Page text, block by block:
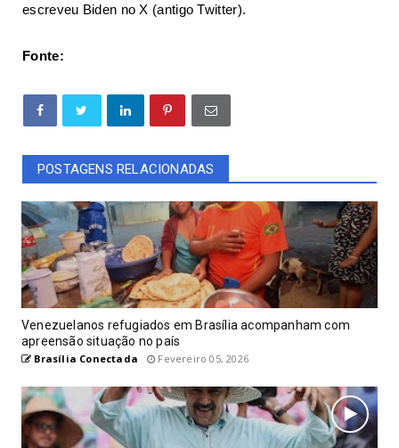
escreveu Biden no X (antigo Twitter).
Fonte:
POSTAGENS RELACIONADAS
Venezuelanos refugiados em Brasília acompanham com
apreensão situação no país
Brasília Conectada Fevereiro 05, 2026